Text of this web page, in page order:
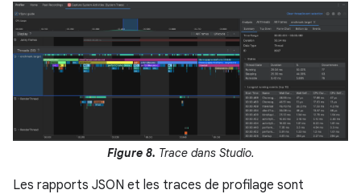
Figure 8. Trace dans Studio.
Les rapports JSON et les traces de profilage sont